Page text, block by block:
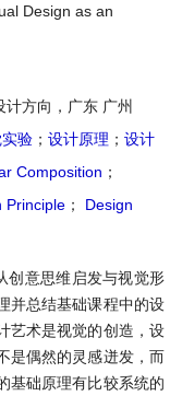
Design as an
计方向，广东 广州
验 ； 设计原理 ； 设计
Composition ；
Principle ；
Design
创意思维启发与视觉形
并总结基础课程中的设
艺术是视觉的创造，设
是偶然的灵感迸发，而
基础原理有比较系统的